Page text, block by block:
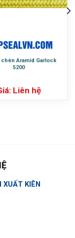
chèn Aramid Garlock
5200
Liên hệ
XUẤT KIÊN